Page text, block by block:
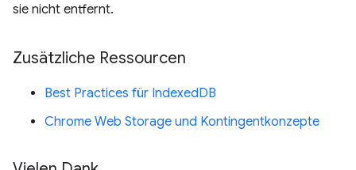
sie nicht entfernt.
Zusätzliche Ressourcen
Best Practices für IndexedDB
Chrome Web Storage und Kontingentkonzepte